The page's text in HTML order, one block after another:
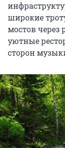
широкие
мостов через
уютные
сторон